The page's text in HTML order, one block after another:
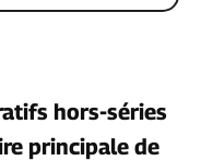
hors-séries
principale de